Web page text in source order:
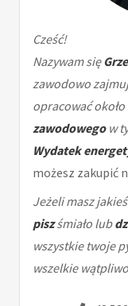
Cześć!
Nazywam się
zawodowo
opracować
zawodowegow
Wydatek
możesz zakupić
Jeżeli masz
piszśmiało lub
wszystkie twoje
wszelkie